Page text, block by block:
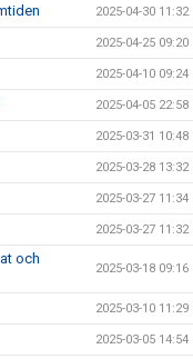
2025-04-30 11:32
2025-04-25 09:20
2025-04-10 09:24
2025-04-05 22:58
2025-03-31 10:48
2025-03-28 13:32
2025-03-27 11:34
2025-03-27 11:32
och
2025-03-18 09:16
2025-03-10 11:29
2025-03-05 14:54